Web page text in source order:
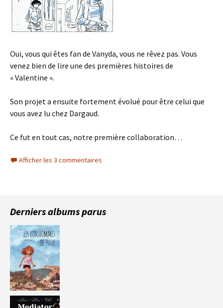
Oui, vous qui êtes fan de Vanyda, vous ne rêvez pas. Vous
venez bien de lire une des premières histoires de
« Valentine ».
Son projet a ensuite fortement évolué pour être celui que
vous avez lu chez Dargaud.
Ce fut en tout cas, notre première collaboration…
Afficher les 3 commentaires
Derniers albums parus